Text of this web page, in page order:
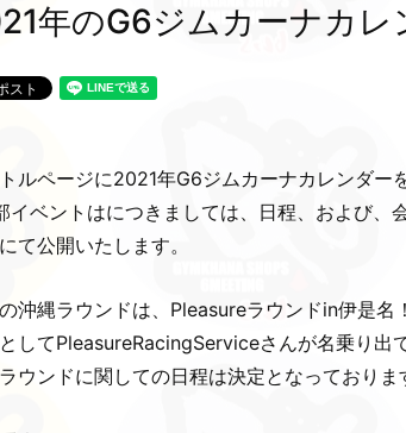
年のG6ジムカーナカレ
ルページに2021年G6ジムカーナカレンダー
イベントはにつきましては、日程、および、
て公開いたします。
沖縄ラウンドは、Pleasureラウンドin伊是名！
してPleasureRacingServiceさんが名乗り出
ウンドに関しての日程は決定となっており